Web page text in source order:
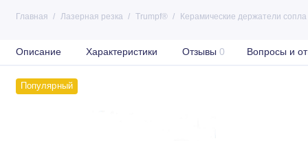
Главная Лазерная резка Trumpf® Керамические держатели сопла
Описание Характеристики Отзывы 0 Вопросы и
Популярный